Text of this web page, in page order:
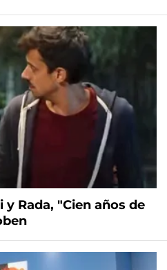
Rada, "Cien años de